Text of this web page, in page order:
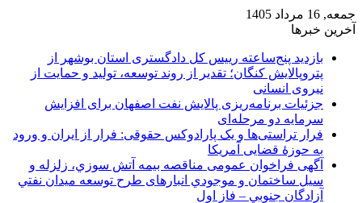
جمعه, 16 مرداد 1405
آخرین خبرها
بازدید پنج‌ساعته رییس کل دادگستری استان بوشهر از
پتروپالایش کنگان؛ تقدیر از روند توسعه، تولید و حمایت از
نیروی انسانی
جزئیات برنامه‌ریزی پالایش نفت اصفهان برای افزایش
سرمایه دو مرحله‌ای
فرار تراستی‌ها و یک پارادوکس حقوقی: فرار از ایران و ورود
به حوزۀ قضایی آمریکا
آگهی فراخوان عمومی مناقصه بيمه آتش سوزي، زلزله و
سیل ساختمان و موجودي انبارهای طرح توسعه ميدان نفتي
آزادگان جنوبي – فاز اول